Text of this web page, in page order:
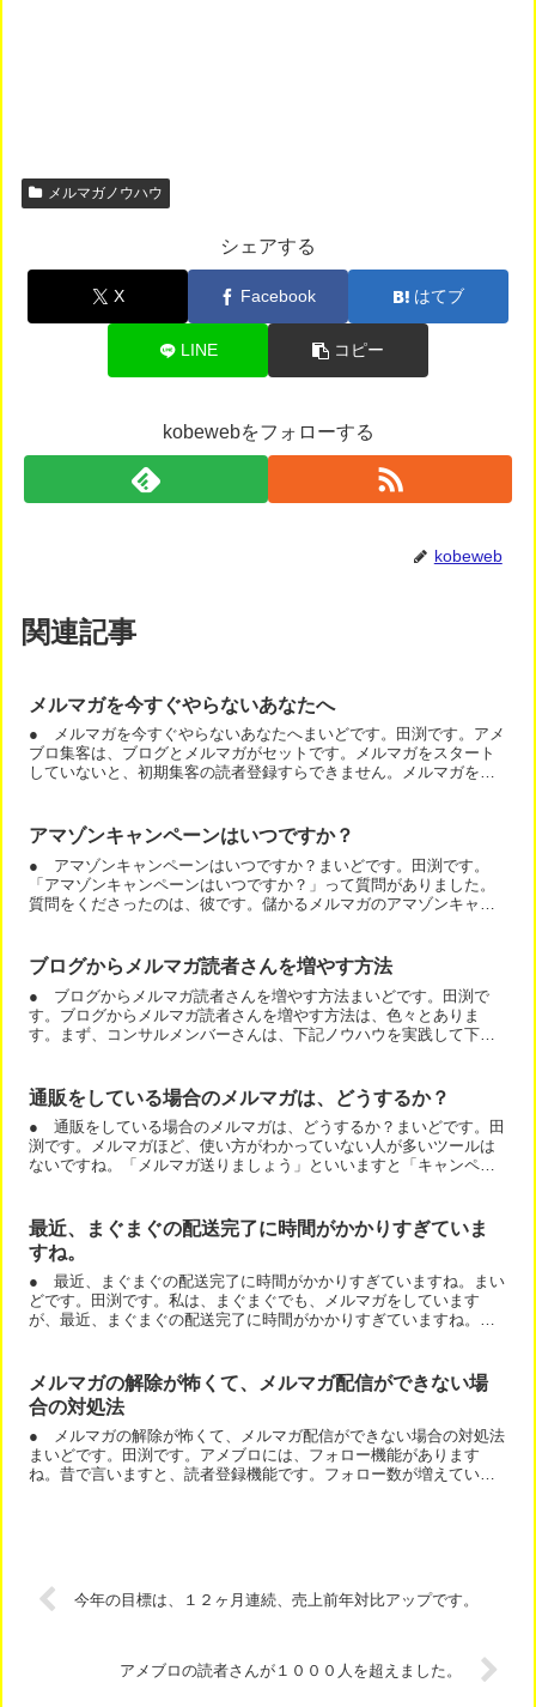
メルマガノウハウ
シェアする
X Facebook はてブ
LINE コピー
kobewebをフォローする
kobeweb
関連記事
メルマガを今すぐやらないあなたへ
● メルマガを今すぐやらないあなたへまいどです。田渕です。アメ
ブロ集客は、ブログとメルマガがセットです。メルマガをスタート
していないと、初期集客の読者登録すらできません。メルマガをや
アマゾンキャンペーンはいつですか？
● アマゾンキャンペーンはいつですか？まいどです。田渕です。
「アマゾンキャンペーンはいつですか？」って質問がありました。
質問をくださったのは、彼です。儲かるメルマガのアマゾンキャン
ブログからメルマガ読者さんを増やす方法
● ブログからメルマガ読者さんを増やす方法まいどです。田渕で
す。ブログからメルマガ読者さんを増やす方法は、色々とありま
す。まず、コンサルメンバーさんは、下記ノウハウを実践して下さ
通販をしている場合のメルマガは、どうするか？
● 通販をしている場合のメルマガは、どうするか？まいどです。田
渕です。メルマガほど、使い方がわかっていない人が多いツールは
ないですね。「メルマガ送りましょう」といいますと「キャンペー
最近、まぐまぐの配送完了に時間がかかりすぎていま
すね。
● 最近、まぐまぐの配送完了に時間がかかりすぎていますね。まい
どです。田渕です。私は、まぐまぐでも、メルマガをしています
が、最近、まぐまぐの配送完了に時間がかかりすぎていますね。デ
メルマガの解除が怖くて、メルマガ配信ができない場
合の対処法
● メルマガの解除が怖くて、メルマガ配信ができない場合の対処法
まいどです。田渕です。アメブロには、フォロー機能があります
ね。昔で言いますと、読者登録機能です。フォロー数が増えていく
今年の目標は、１２ヶ月連続、売上前年対比アップです。
アメブロの読者さんが１０００人を超えました。